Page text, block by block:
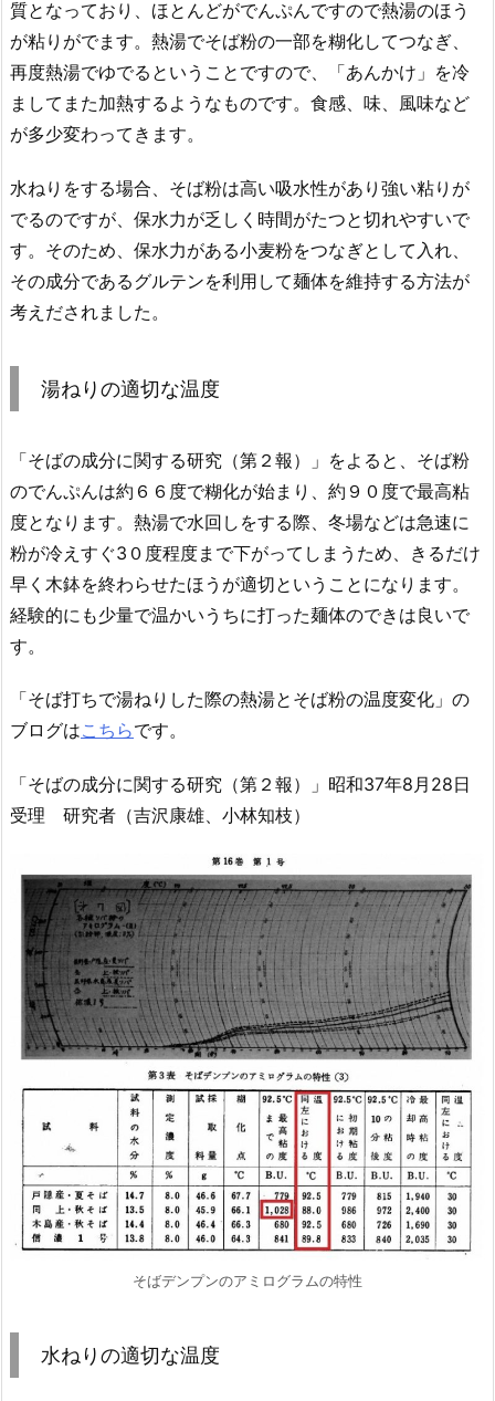
質となっており、ほとんどがでんぷんですので熱湯のほう
が粘りがでます。熱湯でそば粉の一部を糊化してつなぎ、
再度熱湯でゆでるということですので、「あんかけ」を冷
ましてまた加熱するようなものです。食感、味、風味など
が多少変わってきます。
水ねりをする場合、そば粉は高い吸水性があり強い粘りが
でるのですが、保水力が乏しく時間がたつと切れやすいで
す。そのため、保水力がある小麦粉をつなぎとして入れ、
その成分であるグルテンを利用して麺体を維持する方法が
考えだされました。
湯ねりの適切な温度
「そばの成分に関する研究（第２報）」をよると、そば粉
のでんぷんは約６６度で糊化が始まり、約９０度で最高粘
度となります。熱湯で水回しをする際、冬場などは急速に
粉が冷えすぐ3０度程度まで下がってしまうため、きるだけ
早く木鉢を終わらせたほうが適切ということになります。
経験的にも少量で温かいうちに打った麺体のできは良いで
す。
「そば打ちで湯ねりした際の熱湯とそば粉の温度変化」の
ブログはこちらです。
「そばの成分に関する研究（第２報）」昭和37年8月28日
受理 研究者（吉沢康雄、小林知枝）
そばデンプンのアミログラムの特性
水ねりの適切な温度